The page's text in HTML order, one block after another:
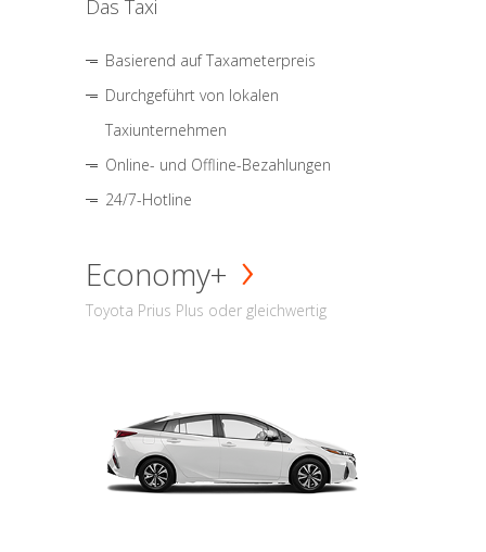
Das Taxi
Basierend auf Taxameterpreis
Durchgeführt von lokalen
Taxiunternehmen
Online- und Offline-Bezahlungen
24/7-Hotline
Economy+
Toyota Prius Plus oder gleichwertig